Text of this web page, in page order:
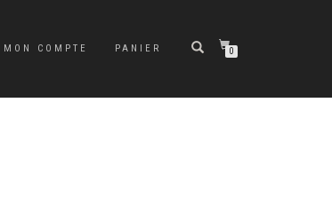
MON COMPTE PANIER 0